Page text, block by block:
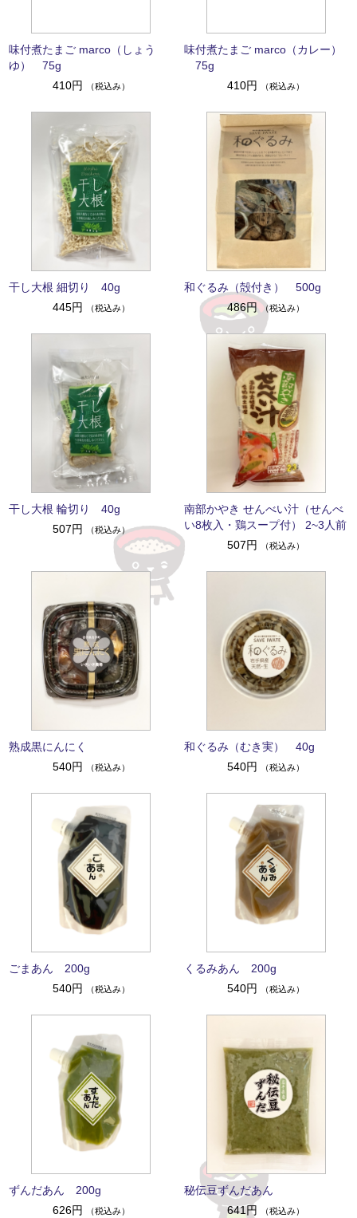
味付煮たまご marco（しょう
ゆ） 75g
410円
（税込み）
味付煮たまご marco（カレー）
75g
410円
（税込み）
干し大根 細切り 40g
445円
（税込み）
和ぐるみ（殻付き） 500g
486円 （税込み）
干し大根 輪切り 40g
507円
（税込み）
南部かやき せんべい汁（せんべ
い8枚入・鶏スープ付） 2~3人前
507円
（税込み）
熟成黒にんにく
540円
（税込み）
和ぐるみ（むき実） 40g
540円
（税込み）
ごまあん 200g
540円
（税込み）
くるみあん 200g
540円
（税込み）
ずんだあん 200g
626円
（税込み）
秘伝豆ずんだあん
641円
（税込み）